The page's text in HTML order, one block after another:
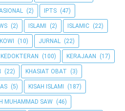
(2) IPTS (47)
(2) ISLAMI (2) ISLAMIC (22)
(10) JURNAL (22)
KEDOKTERAN (100) KERAJAAN (17)
(22) KHASIAT OBAT (3)
(5) KISAH ISLAMI (187)
MUHAMMAD SAW (46)